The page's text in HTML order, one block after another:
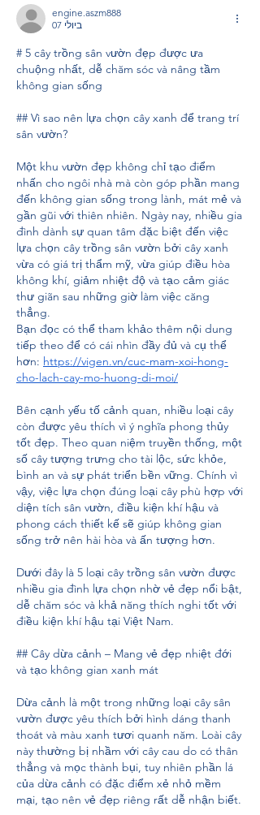
engine.aszm888
07 ביולי
# 5 cây trồng sân vườn đẹp được ưa
chuộng nhất, dễ chăm sóc và nâng tầm
không gian sống
## Vì sao nên lựa chọn cây xanh để trang trí
sân vườn?
Một khu vườn đẹp không chỉ tạo điểm
nhấn cho ngôi nhà mà còn góp phần mang
đến không gian sống trong lành, mát mẻ và
gần gũi với thiên nhiên. Ngày nay, nhiều gia
đình dành sự quan tâm đặc biệt đến việc
lựa chọn cây trồng sân vườn bởi cây xanh
vừa có giá trị thẩm mỹ, vừa giúp điều hòa
không khí, giảm nhiệt độ và tạo cảm giác
thư giãn sau những giờ làm việc căng
thẳng.
Bạn đọc có thể tham khảo thêm nội dung
tiếp theo để có cái nhìn đầy đủ và cụ thể
hơn: https://vigen.vn/cuc-mam-xoi-hong-
cho-lach-cay-mo-huong-di-moi/
Bên cạnh yếu tố cảnh quan, nhiều loại cây
còn được yêu thích vì ý nghĩa phong thủy
tốt đẹp. Theo quan niệm truyền thống, một
số cây tượng trưng cho tài lộc, sức khỏe,
bình an và sự phát triển bền vững. Chính vì
vậy, việc lựa chọn đúng loại cây phù hợp với
diện tích sân vườn, điều kiện khí hậu và
phong cách thiết kế sẽ giúp không gian
sống trở nên hài hòa và ấn tượng hơn.
Dưới đây là 5 loại cây trồng sân vườn được
nhiều gia đình lựa chọn nhờ vẻ đẹp nổi bật,
dễ chăm sóc và khả năng thích nghi tốt với
điều kiện khí hậu tại Việt Nam.
## Cây dừa cảnh – Mang vẻ đẹp nhiệt đới
và tạo không gian xanh mát
Dừa cảnh là một trong những loại cây sân
vườn được yêu thích bởi hình dáng thanh
thoát và màu xanh tươi quanh năm. Loài cây
này thường bị nhầm với cây cau do có thân
thẳng và mọc thành bụi, tuy nhiên phần lá
của dừa cảnh có đặc điểm xẻ nhỏ mềm
mại, tạo nên vẻ đẹp riêng rất dễ nhận biết.